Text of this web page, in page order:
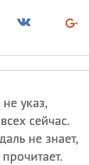
указ,
сейчас.
не знает,